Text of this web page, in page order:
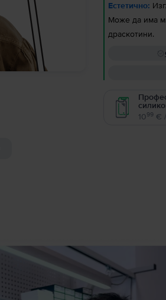
Естетично:
Може да има
драскотини.
1099 €